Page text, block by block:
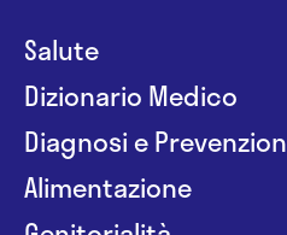
Salute
Dizionario Medico
Diagnosi e
Alimentazione